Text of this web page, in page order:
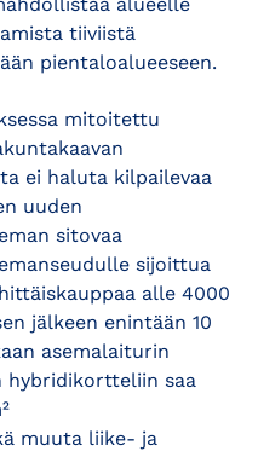
alueelle
tiiviistä
pientaloalueeseen.
mitoitettu
ei haluta kilpailevaa
uuden
sitovaa
sijoittua
alle 4000
jälkeen enintään 10
asemalaiturin
hybridikortteliin saa
muuta liike- ja